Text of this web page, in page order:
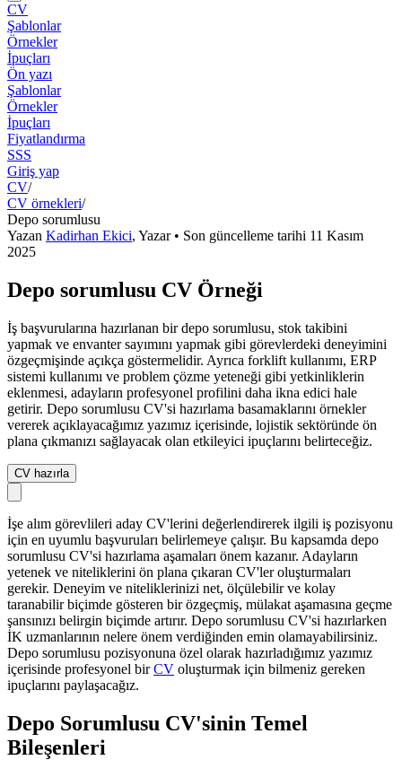
CV
Şablonlar
Örnekler
İpuçları
Ön yazı
Şablonlar
Örnekler
İpuçları
Fiyatlandırma
SSS
Giriş yap
CV/
CV örnekleri/
Depo sorumlusu
Yazan Kadirhan Ekici, Yazar• Son güncelleme tarihi 11 Kasım
2025
Depo sorumlusu CV Örneği
İş başvurularına hazırlanan bir depo sorumlusu, stok takibini
yapmak ve envanter sayımını yapmak gibi görevlerdeki deneyimini
özgeçmişinde açıkça göstermelidir. Ayrıca forklift kullanımı, ERP
sistemi kullanımı ve problem çözme yeteneği gibi yetkinliklerin
eklenmesi, adayların profesyonel profilini daha ikna edici hale
getirir. Depo sorumlusu CV'si hazırlama basamaklarını örnekler
vererek açıklayacağımız yazımız içerisinde, lojistik sektöründe ön
plana çıkmanızı sağlayacak olan etkileyici ipuçlarını belirteceğiz.
CV hazırla
İşe alım görevlileri aday CV'lerini değerlendirerek ilgili iş pozisyonu
için en uyumlu başvuruları belirlemeye çalışır. Bu kapsamda depo
sorumlusu CV'si hazırlama aşamaları önem kazanır. Adayların
yetenek ve niteliklerini ön plana çıkaran CV'ler oluşturmaları
gerekir. Deneyim ve niteliklerinizi net, ölçülebilir ve kolay
taranabilir biçimde gösteren bir özgeçmiş, mülakat aşamasına geçme
şansınızı belirgin biçimde artırır. Depo sorumlusu CV'si hazırlarken
İK uzmanlarının nelere önem verdiğinden emin olamayabilirsiniz.
Depo sorumlusu pozisyonuna özel olarak hazırladığımız yazımız
içerisinde profesyonel birCV oluşturmak için bilmeniz gereken
ipuçlarını paylaşacağız.
Depo Sorumlusu CV'sinin Temel
Bileşenleri